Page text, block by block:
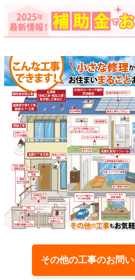
その他の工事のお